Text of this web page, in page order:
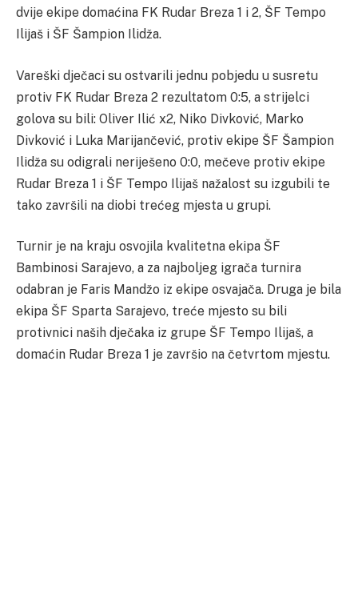
dvije ekipe domaćina FK Rudar Breza 1 i 2, ŠF Tempo
Ilijaš i ŠF Šampion Ilidža.
Vareški dječaci su ostvarili jednu pobjedu u susretu
protiv FK Rudar Breza 2 rezultatom 0:5, a strijelci
golova su bili: Oliver Ilić x2, Niko Divković, Marko
Divković i Luka Marijančević, protiv ekipe ŠF Šampion
Ilidža su odigrali neriješeno 0:0, mečeve protiv ekipe
Rudar Breza 1 i ŠF Tempo Ilijaš nažalost su izgubili te
tako završili na diobi trećeg mjesta u grupi.
Turnir je na kraju osvojila kvalitetna ekipa ŠF
Bambinosi Sarajevo, a za najboljeg igrača turnira
odabran je Faris Mandžo iz ekipe osvajača. Druga je bila
ekipa ŠF Sparta Sarajevo, treće mjesto su bili
protivnici naših dječaka iz grupe ŠF Tempo Ilijaš, a
domaćin Rudar Breza 1 je završio na četvrtom mjestu.